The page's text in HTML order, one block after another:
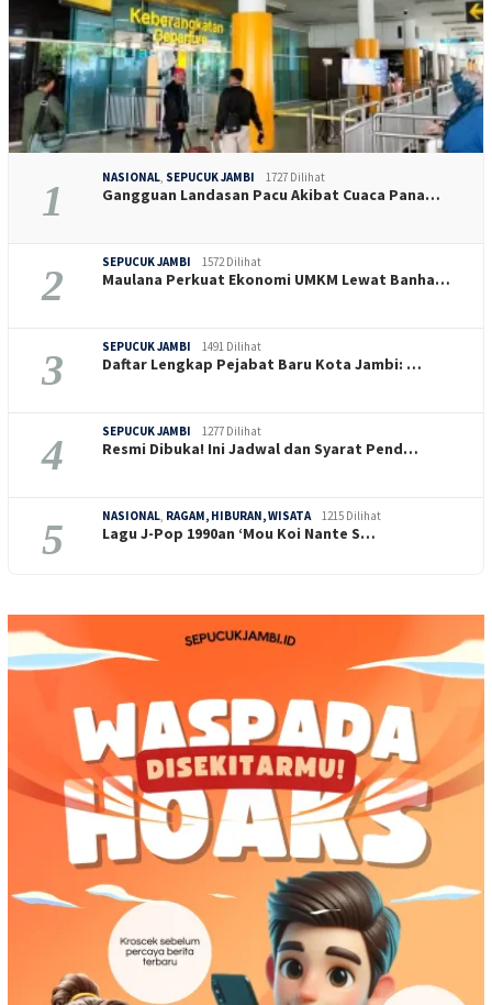
1 NASIONAL SEPUCUK JAMBI 1727 Dilihat
Gangguan Landasan Pacu Akibat Cuaca Pana…
2 SEPUCUK JAMBI 1572 Dilihat
Maulana Perkuat Ekonomi UMKM Lewat Banha…
3 SEPUCUK JAMBI 1491 Dilihat
Daftar Lengkap Pejabat Baru Kota Jambi: …
4 SEPUCUK JAMBI 1277 Dilihat
Resmi Dibuka! Ini Jadwal dan Syarat Pend…
5 NASIONAL RAGAM, HIBURAN, WISATA 1215 Dilihat
Lagu J-Pop 1990an ‘Mou Koi Nante S…